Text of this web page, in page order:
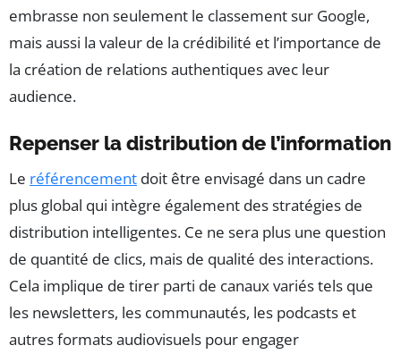
embrasse non seulement le classement sur Google,
mais aussi la valeur de la crédibilité et l’importance de
la création de relations authentiques avec leur
audience.
Repenser la distribution de l’information
Le référencement doit être envisagé dans un cadre
plus global qui intègre également des stratégies de
distribution intelligentes. Ce ne sera plus une question
de quantité de clics, mais de qualité des interactions.
Cela implique de tirer parti de canaux variés tels que
les newsletters, les communautés, les podcasts et
autres formats audiovisuels pour engager